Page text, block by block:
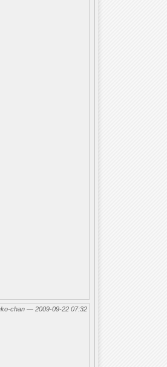
chan — 2009-09-22 07:32